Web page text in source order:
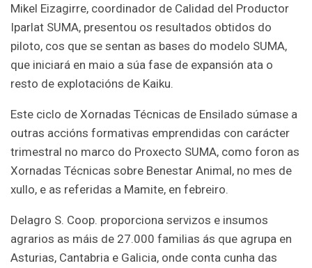
Mikel Eizagirre, coordinador de Calidad del Productor
Iparlat SUMA, presentou os resultados obtidos do
piloto, cos que se sentan as bases do modelo SUMA,
que iniciará en maio a súa fase de expansión ata o
resto de explotacións de Kaiku.
Este ciclo de Xornadas Técnicas de Ensilado súmase a
outras accións formativas emprendidas con carácter
trimestral no marco do Proxecto SUMA, como foron as
Xornadas Técnicas sobre Benestar Animal, no mes de
xullo, e as referidas a Mamite, en febreiro.
Delagro S. Coop. proporciona servizos e insumos
agrarios as máis de 27.000 familias ás que agrupa en
Asturias, Cantabria e Galicia, onde conta cunha das